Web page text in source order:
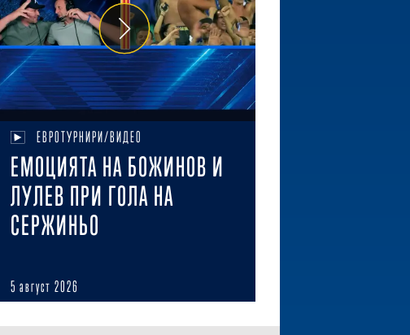
ЕВРОТУРНИРИ/ВИДЕО
ЕМОЦИЯТА НА БОЖИНОВ И
ЛУЛЕВ ПРИ ГОЛА НА
СЕРЖИНЬО
5 август 2026